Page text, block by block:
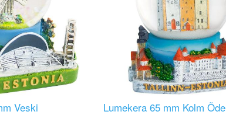
Veski Lumekera 65 mm Kolm Õde